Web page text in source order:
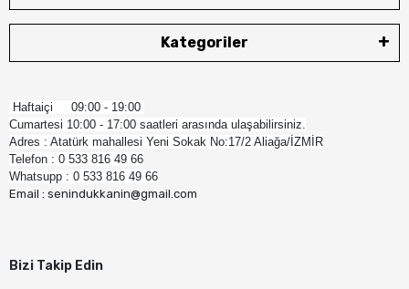
Kategoriler
Haftaiçi 09:00 - 19:00
Cumartesi 10:00 - 17:00 saatleri arasında ulaşabilirsiniz.
Adres : Atatürk mahallesi Yeni Sokak No:17/2 Aliağa/İZMİR
Telefon : 0 533 816 49 66
Whatsupp : 0 533 816 49 66
Email : senindukkanin@gmail.com
Bizi Takip Edin